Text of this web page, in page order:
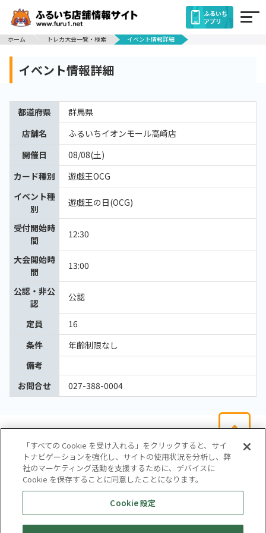
ふるいち
アプリ
ホーム
トレカ大会一覧・検索 イベント情報詳細
イベント情報詳細
都道府県
群馬県
店舗名
ふるいちイオンモール高崎店
開催日
08/08(土)
カード種別
遊戯王OCG
イベント種
別
遊戯王の日(OCG)
受付開始時
間
12:30
大会開始時
間
13:00
公認・非公
認
公認
定員
16
条件
年齢制限なし
備考
お問合せ
027-388-0004
会社概要
サイトマップ
お問い合わせ
個人情報保護方針
株式会社テイツー
「すべての Cookie を受け入れる」をクリックすると、サイ
トナビゲーションを強化し、サイトの使用状況を分析し、弊
社のマーケティング活動を支援するために、デバイスに
Cookie を保存することに同意したことになります。
Cookie 設定